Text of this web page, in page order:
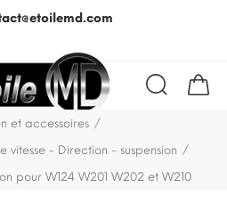
et accessoires
vitesse - Direction - suspension
pour W124 W201 W202 et W210